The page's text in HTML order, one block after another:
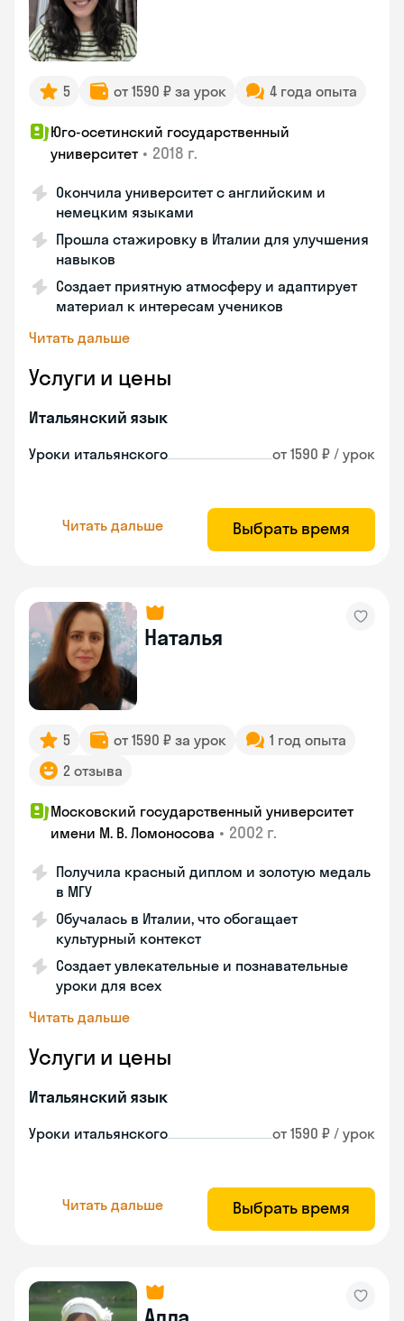
5 от 1590 ₽ за урок 4 года опыта
Юго-осетинский государственный
университет • 2018 г.
Окончила университет с английским и
немецким языками
Прошла стажировку в Италии для улучшения
навыков
Создает приятную атмосферу и адаптирует
материал к интересам учеников
Читать дальше
Услуги и цены
Итальянский язык
Уроки итальянского от 1590 ₽ / урок
Читать дальше Выбрать время
Наталья
5 от 1590 ₽ за урок
1 год опыта
2 отзыва
Московский государственный университет
имени М. В. Ломоносова • 2002 г.
Получила красный диплом и золотую медаль
в МГУ
Обучалась в Италии, что обогащает
культурный контекст
Создает увлекательные и познавательные
уроки для всех
Читать дальше
Услуги и цены
Итальянский язык
Уроки итальянского от 1590 ₽ / урок
Читать дальше Выбрать время